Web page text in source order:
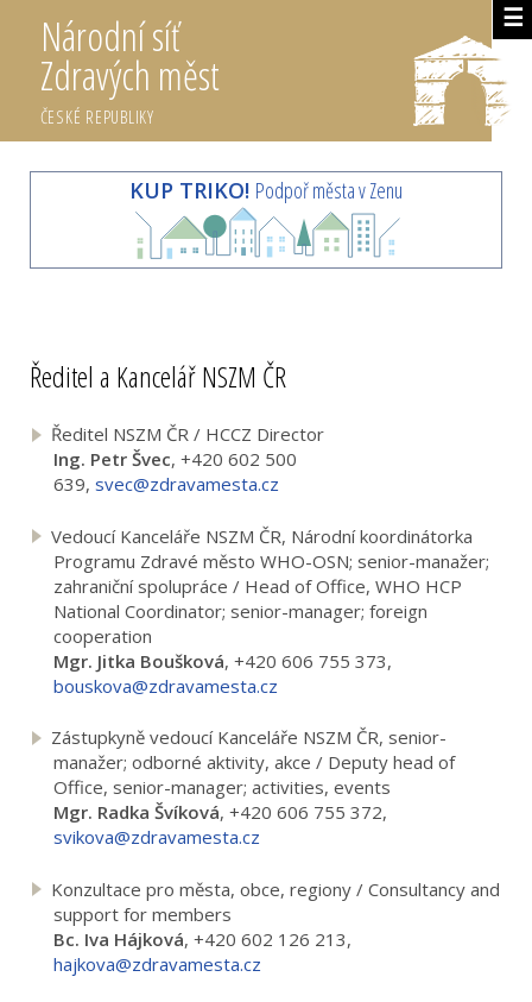
☰
Národní síť
Zdravých měst
ČESKÉ REPUBLIKY
KUP TRIKO! Podpoř města v Zenu
Ředitel a Kancelář NSZM ČR
Ředitel NSZM ČR / HCCZ Director
Ing. Petr Švec, +420 602 500
639, svec@zdravamesta.cz
Vedoucí Kanceláře NSZM ČR, Národní koordinátorka
Programu Zdravé město WHO-OSN; senior-manažer;
zahraniční spolupráce / Head of Office, WHO HCP
National Coordinator; senior-manager; foreign
cooperation
Mgr. Jitka Boušková, +420 606 755 373,
bouskova@zdravamesta.cz
Zástupkyně vedoucí Kanceláře NSZM ČR, senior-
manažer; odborné aktivity, akce / Deputy head of
Office, senior-manager; activities, events
Mgr. Radka Švíková, +420 606 755 372,
svikova@zdravamesta.cz
Konzultace pro města, obce, regiony / Consultancy and
support for members
Bc. Iva Hájková, +420 602 126 213,
hajkova@zdravamesta.cz